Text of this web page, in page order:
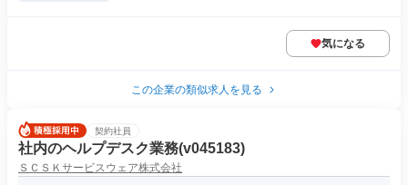
気になる
この企業の類似求人を見る
契約社員
社内のヘルプデスク業務(v045183)
ＳＣＳＫサービスウェア株式会社